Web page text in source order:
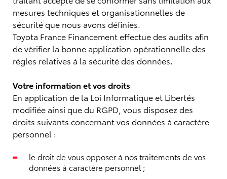
mesures techniques et organisationnelles de
sécurité que nous avons définies.
Toyota France Financement effectue des audits afin
de vérifier la bonne application opérationnelle des
règles relatives à la sécurité des données.
Votre information et vos droits
En application de la Loi Informatique et Libertés
modifiée ainsi que du RGPD, vous disposez des
droits suivants concernant vos données à caractère
personnel :
le droit de vous opposer à nos traitements de vos
données à caractère personnel ;